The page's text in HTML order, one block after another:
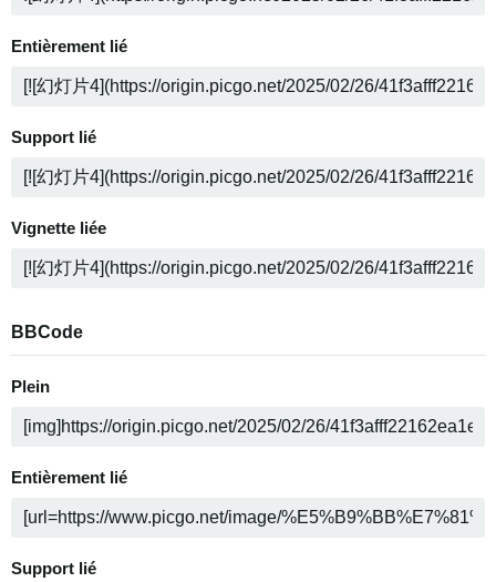
Entièrement lié
Support lié
Vignette liée
BBCode
Plein
Entièrement lié
Support lié